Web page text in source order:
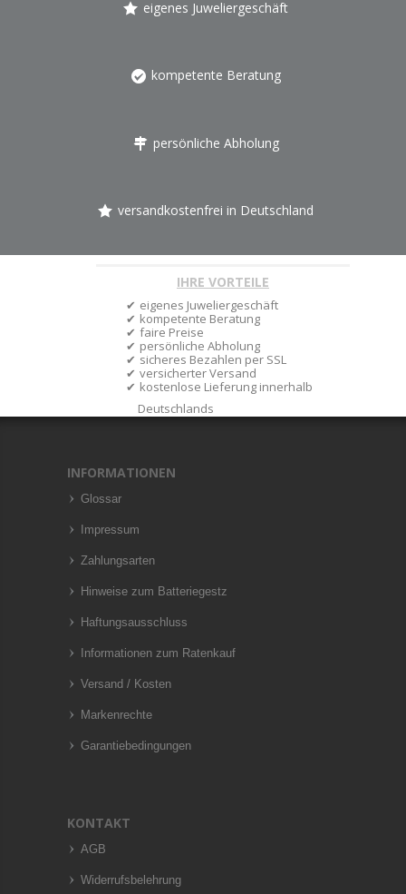
eigenes Juweliergeschäft
kompetente Beratung
persönliche Abholung
versandkostenfrei in Deutschland
IHRE VORTEILE
eigenes Juweliergeschäft
kompetente Beratung
faire Preise
persönliche Abholung
sicheres Bezahlen per SSL
versicherter Versand
kostenlose Lieferung innerhalb
Deutschlands
INFORMATIONEN
Glossar
Impressum
Zahlungsarten
Hinweise zum Batteriegestz
Haftungsausschluss
Informationen zum Ratenkauf
Versand / Kosten
Markenrechte
Garantiebedingungen
KONTAKT
AGB
Widerrufsbelehrung